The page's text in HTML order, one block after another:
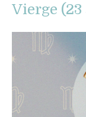
Vierge